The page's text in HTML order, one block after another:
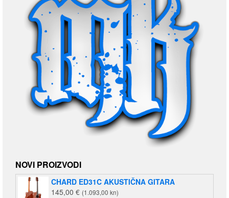
NOVI PROIZVODI
CHARD ED31C AKUSTIČNA GITARA
145,00 € (1.093,00 kn)